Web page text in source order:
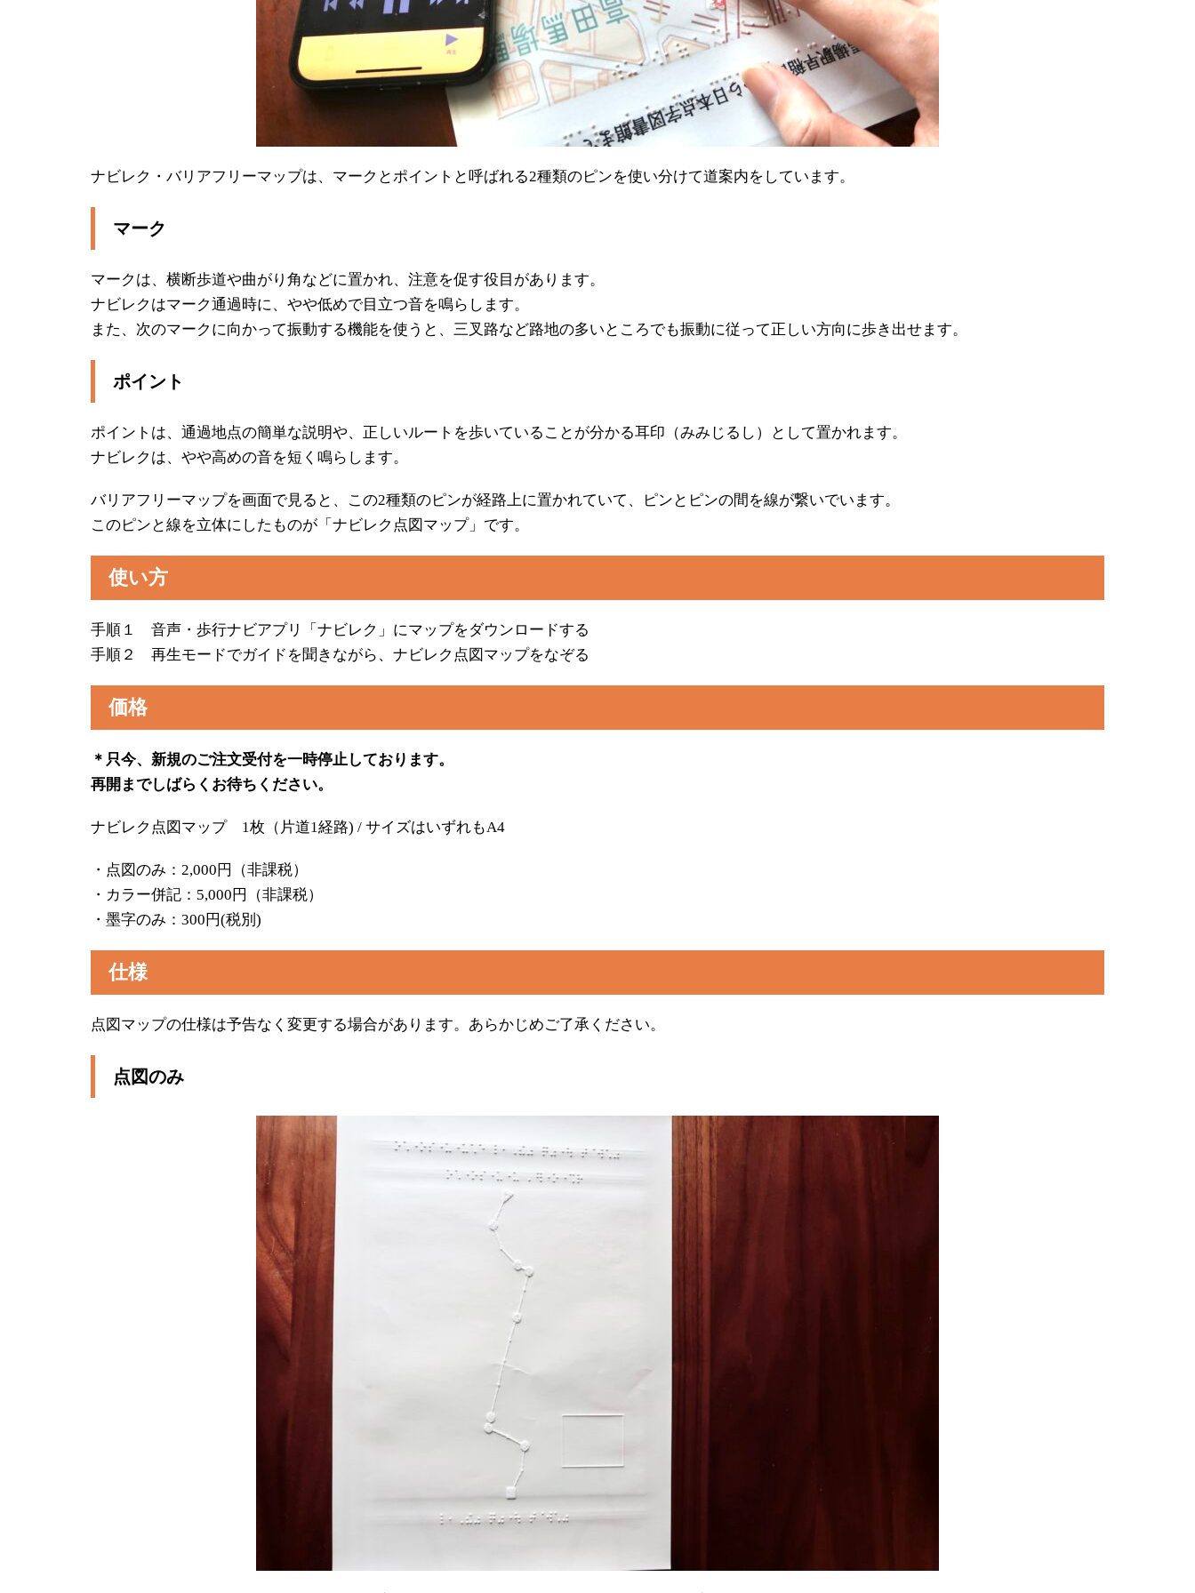
ナビレク・バリアフリーマップは、マークとポイントと呼ばれる2種類のピンを使い分けて道案内をしています。
マーク
マークは、横断歩道や曲がり角などに置かれ、注意を促す役目があります。
ナビレクはマーク通過時に、やや低めで目立つ音を鳴らします。
また、次のマークに向かって振動する機能を使うと、三叉路など路地の多いところでも振動に従って正しい方向に歩き出せます。
ポイント
ポイントは、通過地点の簡単な説明や、正しいルートを歩いていることが分かる耳印（みみじるし）として置かれます。
ナビレクは、やや高めの音を短く鳴らします。
バリアフリーマップを画面で見ると、この2種類のピンが経路上に置かれていて、ピンとピンの間を線が繋いでいます。
このピンと線を立体にしたものが「ナビレク点図マップ」です。
使い方
手順１ 音声・歩行ナビアプリ「ナビレク」にマップをダウンロードする
手順２ 再生モードでガイドを聞きながら、ナビレク点図マップをなぞる
価格
＊只今、新規のご注文受付を一時停止しております。
再開までしばらくお待ちください。
ナビレク点図マップ 1枚（片道1経路) / サイズはいずれもA4
・点図のみ：2,000円（非課税）
・カラー併記：5,000円（非課税）
・墨字のみ：300円(税別)
仕様
点図マップの仕様は予告なく変更する場合があります。あらかじめご了承ください。
点図のみ